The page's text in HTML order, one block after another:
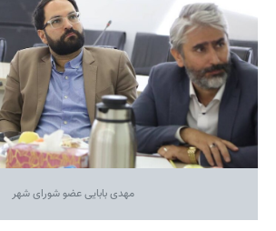
مهدی بابایی عضو شورای شهر